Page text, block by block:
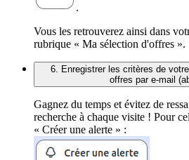
.
Vous les retrouverez ainsi dans
rubrique « Ma sélection d'offres ».
6. Enregistrer les critères de
offres par e-mail
Gagnez du temps et évitez de
recherche à chaque visite ! Pour
« Créer une alerte » :